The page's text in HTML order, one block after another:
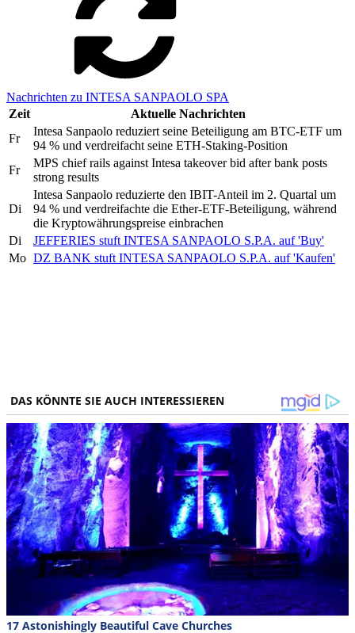
Nachrichten zu INTESA SANPAOLO SPA
Zeit
Aktuelle Nachrichten
Fr
Intesa Sanpaolo reduziert seine Beteiligung am BTC-ETF um
94 % und verdreifacht seine ETH-Staking-Position
Fr
MPS chief rails against Intesa takeover bid after bank posts
strong results
Di
Intesa Sanpaolo reduzierte den IBIT-Anteil im 2. Quartal um
94 % und verdreifachte die Ether-ETF-Beteiligung, während
die Kryptowährungspreise einbrachen
Di
JEFFERIES stuft INTESA SANPAOLO S.P.A. auf 'Buy'
Mo DZ BANK stuft INTESA SANPAOLO S.P.A. auf 'Kaufen'